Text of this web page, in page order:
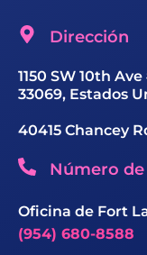
Dirección
1150 SW 10th
33069, Estados
40415 Chancey
Número
Oficina de Fort
(954) 680-8588